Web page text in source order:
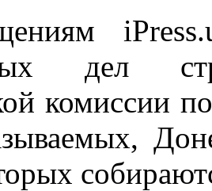
дел
комиссии